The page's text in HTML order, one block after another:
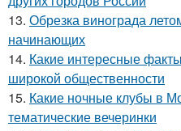
13. Обрезка винограда
начинающих
14. Какие интересные
широкой общественности
15. Какие ночные клубы в
тематические вечеринки